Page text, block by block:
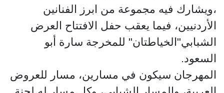
،ويشارك فيه مجموعة من ابرز الفنانين
الأردنيين، فيما يعقب حفل الافتتاح العرض
الشبابي"الخياطتان" للمخرجة سارة أبو
السعود.
المهرجان سيكون في مسارين، مسار للعروض